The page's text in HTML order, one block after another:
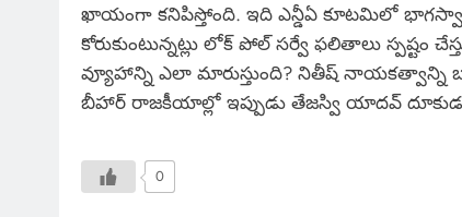
ఖాయంగా కనిపిస్తోంది. ఇది ఎన్డీఏ కూటమిలో
కోరుకుంటున్నట్లు లోక్ పోల్ సర్వే ఫలితాలు
వ్యూహాన్ని ఎలా మారుస్తుంది? నితీష్ నాయకత్వాన్ని
బీహార్ రాజకీయాల్లో ఇప్పుడు తేజస్వి యాదవ్
0